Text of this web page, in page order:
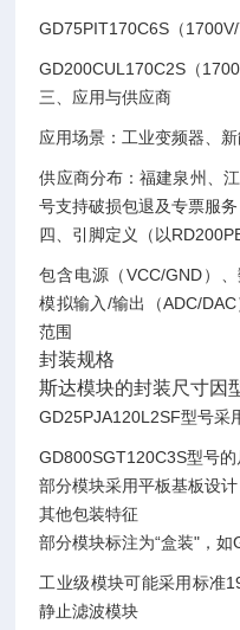
GD75PIT170C6S（1700V/
GD200CUL170C2S（
三、应用与供应商
应用场景‌：工业变频器、
供应商分布‌：福建泉州、
号支持破损包退及专票服务‌
四、引脚定义（以
包含电源（VCC/GND）
模拟输入/输出（ADC/
范围‌
封装规格
斯达模块的封装尺寸因
GD25PJA120L2SF型号采
GD800SGT120C3S型号
部分模块采用平板基板设
其他包装特征
部分模块标注为“盒装"，
工业级模块可能采用标准
静止滤波模块‌